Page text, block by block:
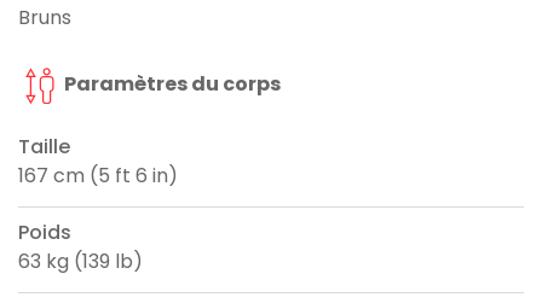
Bruns
Paramètres du corps
Taille
167 cm (5 ft 6 in)
Poids
63 kg (139 lb)